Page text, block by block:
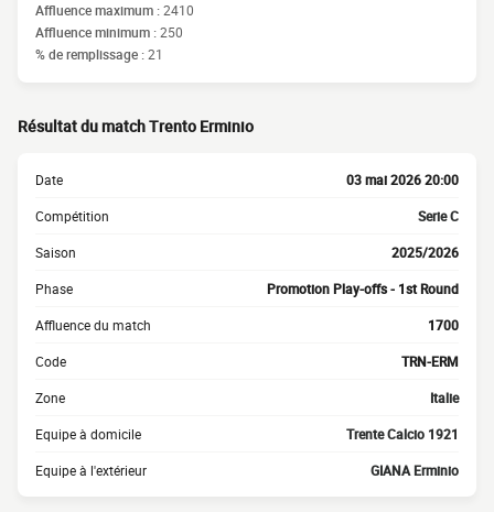
Affluence maximum :2410
Affluence minimum :250
% de remplissage :21
Résultat du match Trento Erminio
Date 03 mai 2026 20:00
Compétition Serie C
Saison 2025/2026
Phase Promotion Play-offs - 1st Round
Affluence du match 1700
Code TRN-ERM
Zone Italie
Equipe à domicile Trente Calcio 1921
Equipe à l'extérieur GIANA Erminio